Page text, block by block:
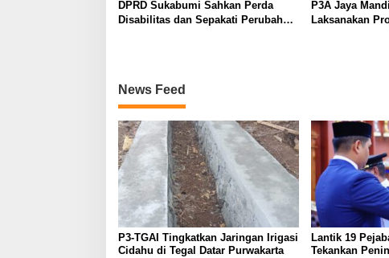
DPRD Sukabumi Sahkan Perda
Disabilitas dan Sepakati Perubahan
P3A Jaya
Laksanakan
News Feed
P3-TGAI Tingkatkan Jaringan Irigasi
Cidahu di Tegal Datar Purwakarta
Lantik 19
Tekankan